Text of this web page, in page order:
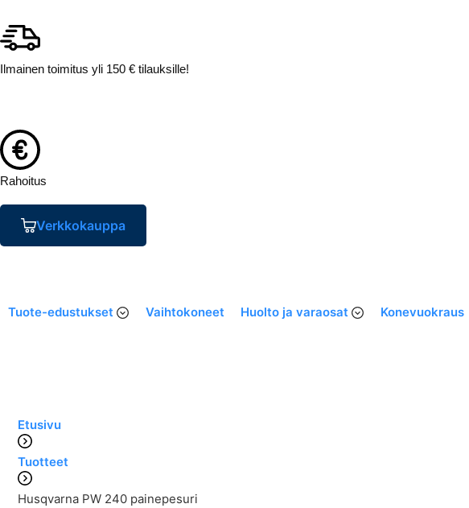
Ilmainen toimitus yli 150 € tilauksille!
Rahoitus
Verkkokauppa
Tuote-edustukset Vaihtokoneet Huolto ja varaosat Konevuokraus
Etusivu
Tuotteet
Husqvarna PW 240 painepesuri